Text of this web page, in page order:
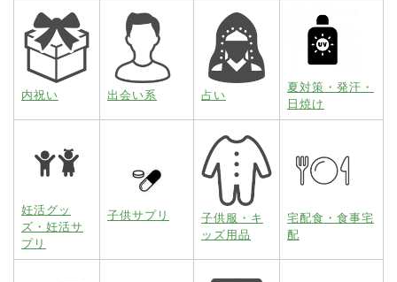
内祝い 出会い系 占い
夏対策・発汗・
日焼け
妊活グッ
ズ・妊活サ
プリ
子供サプリ
子供服・キ
ッズ用品
宅配食・食事宅
配